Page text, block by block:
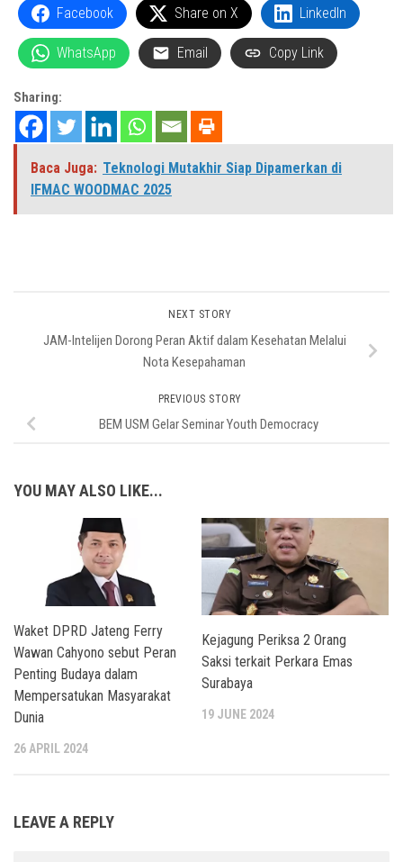
Facebook Share on X LinkedIn
WhatsApp Email Copy Link
Sharing:
Baca Juga: Teknologi Mutakhir Siap Dipamerkan di
IFMAC WOODMAC 2025
NEXT STORY
JAM-Intelijen Dorong Peran Aktif dalam Kesehatan Melalui
Nota Kesepahaman
PREVIOUS STORY
BEM USM Gelar Seminar Youth Democracy
YOU MAY ALSO LIKE...
Waket DPRD Jateng Ferry
Wawan Cahyono sebut Peran
Penting Budaya dalam
Mempersatukan Masyarakat
Dunia
26 APRIL 2024
Kejagung Periksa 2 Orang
Saksi terkait Perkara Emas
Surabaya
19 JUNE 2024
LEAVE A REPLY